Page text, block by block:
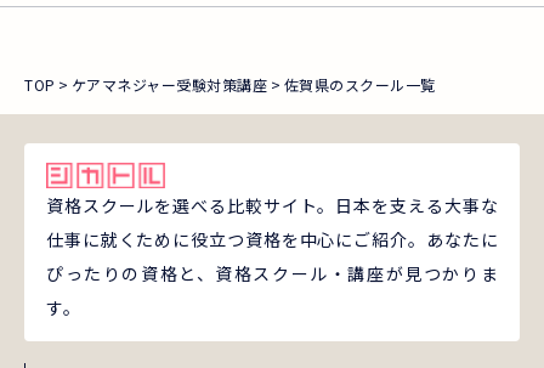
件)。全国平均の合格率は、同年度の厚
度[第29回]試験対応版）の受講お申し込
み期間は、2026年8月19日（水）までと
なります。
TOP ケアマネジャー受験対策講座 佐賀県のスクール一覧
資格スクールを選べる比較サイト。日本を支える大事な
仕事に就くために役立つ資格を中心にご紹介。あなたに
ぴったりの資格と、資格スクール・講座が見つかりま
す。